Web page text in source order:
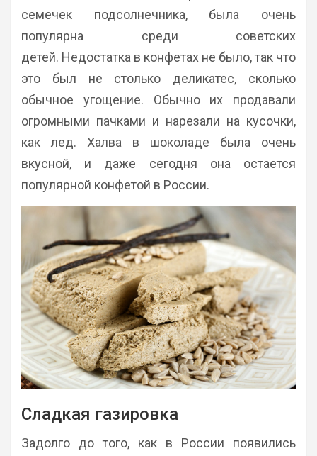
семечек подсолнечника, была очень
популярна среди советских
детей. Недостатка в конфетах не было, так что
это был не столько деликатес, сколько
обычное угощение. Обычно их продавали
огромными пачками и нарезали на кусочки,
как лед. Халва в шоколаде была очень
вкусной, и даже сегодня она остается
популярной конфетой в России.
Сладкая газировка
Задолго до того, как в России появились